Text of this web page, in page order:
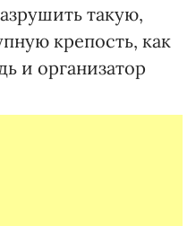
такую,
крепость, как
и организатор